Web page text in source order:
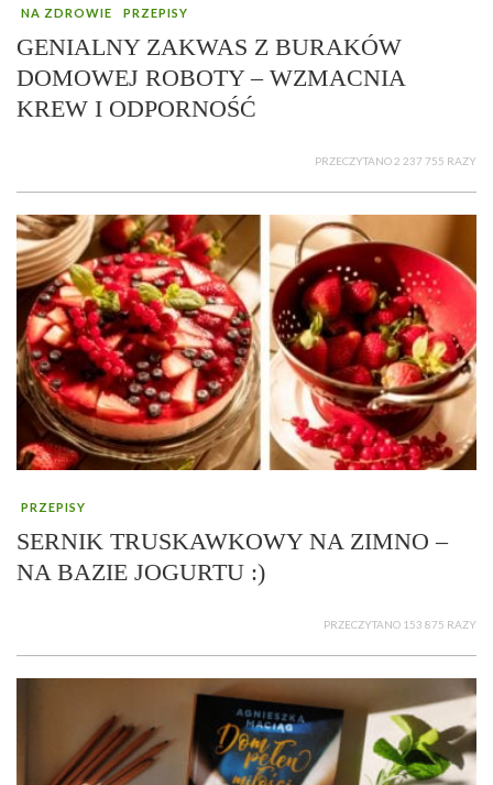
NA ZDROWIE PRZEPISY
GENIALNY ZAKWAS Z BURAKÓW
DOMOWEJ ROBOTY – WZMACNIA
KREW I ODPORNOŚĆ
PRZECZYTANO 2 237 755 RAZY
PRZEPISY
SERNIK TRUSKAWKOWY NA ZIMNO –
NA BAZIE JOGURTU :)
PRZECZYTANO 153 875 RAZY